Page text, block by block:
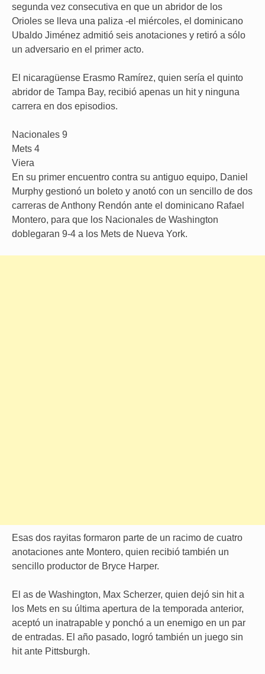
segunda vez consecutiva en que un abridor de los
Orioles se lleva una paliza -el miércoles, el dominicano
Ubaldo Jiménez admitió seis anotaciones y retiró a sólo
un adversario en el primer acto.
El nicaragüense Erasmo Ramírez, quien sería el quinto
abridor de Tampa Bay, recibió apenas un hit y ninguna
carrera en dos episodios.
Nacionales 9
Mets 4
Viera
En su primer encuentro contra su antiguo equipo, Daniel
Murphy gestionó un boleto y anotó con un sencillo de dos
carreras de Anthony Rendón ante el dominicano Rafael
Montero, para que los Nacionales de Washington
doblegaran 9-4 a los Mets de Nueva York.
Esas dos rayitas formaron parte de un racimo de cuatro
anotaciones ante Montero, quien recibió también un
sencillo productor de Bryce Harper.
El as de Washington, Max Scherzer, quien dejó sin hit a
los Mets en su última apertura de la temporada anterior,
aceptó un inatrapable y ponchó a un enemigo en un par
de entradas. El año pasado, logró también un juego sin
hit ante Pittsburgh.